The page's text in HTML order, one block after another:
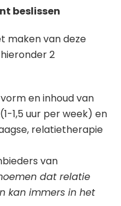
beslissen
maken van deze
2
en inhoud van
1,5 uur per week) en
relatietherapie
van
dat relatie
kan immers in het